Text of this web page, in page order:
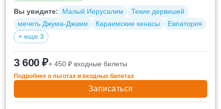
Вы увидите: Малый Иерусалим
Текие дервишей
мечеть Джума-Джами
Караимские кенасы
Евпатория
+ еще 3
3 600 ₽+ 450 ₽ входные билеты
Подробнее о льготах и входных билетах
Записаться